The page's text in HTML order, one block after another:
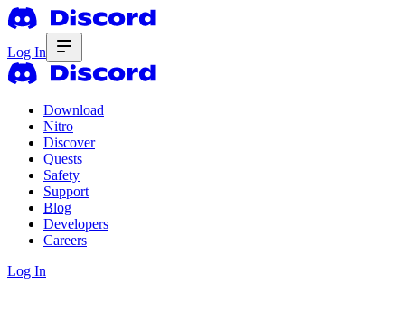
Log In
Download
Nitro
Discover
Quests
Safety
Support
Blog
Developers
Careers
Log In